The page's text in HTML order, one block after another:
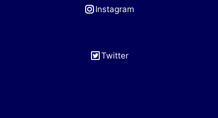
Instagram
Twitter